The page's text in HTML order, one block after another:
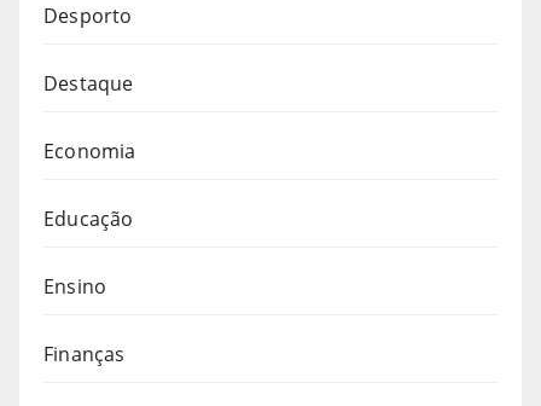
Desporto
Destaque
Economia
Educação
Ensino
Finanças